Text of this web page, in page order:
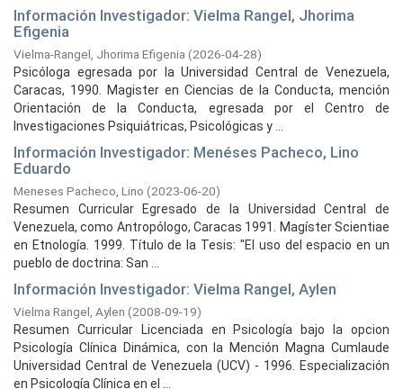
Información Investigador: Vielma Rangel, Jhorima
Efigenia
Vielma-Rangel, Jhorima Efigenia (2026-04-28)
Psicóloga egresada por la Universidad Central de Venezuela,
Caracas, 1990. Magister en Ciencias de la Conducta, mención
Orientación de la Conducta, egresada por el Centro de
Investigaciones Psiquiátricas, Psicológicas y ...
Información Investigador: Menéses Pacheco, Lino
Eduardo
Meneses Pacheco, Lino (2023-06-20)
Resumen Curricular Egresado de la Universidad Central de
Venezuela, como Antropólogo, Caracas 1991. Magíster Scientiae
en Etnología. 1999. Título de la Tesis: "El uso del espacio en un
pueblo de doctrina: San ...
Información Investigador: Vielma Rangel, Aylen
Vielma Rangel, Aylen (2008-09-19)
Resumen Curricular Licenciada en Psicología bajo la opcion
Psicología Clínica Dinámica, con la Mención Magna Cumlaude
Universidad Central de Venezuela (UCV) - 1996. Especialización
en Psicología Clínica en el ...